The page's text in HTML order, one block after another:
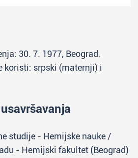
30. 7. 1977, Beograd.
koristi: srpski (maternji) i
studije - Hemijske nauke /
- Hemijski fakultet (Beograd)